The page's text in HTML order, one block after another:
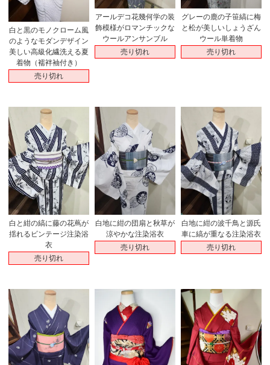
白と黒のモノクローム風
のようなモダンデザイン
美しい高級化繊洗える夏
着物（襦袢袖付き）
売り切れ
アールデコ花幾何学の装
飾模様がロマンチックな
ウールアンサンブル
売り切れ
グレーの鹿の子笹縞に梅
と松が美しいしょうざん
ウール単着物
売り切れ
白と紺の縞に藤の花蔦が
揺れるビンテージ注染浴
衣
売り切れ
白地に紺の団扇と秋草が
涼やかな注染浴衣
売り切れ
白地に紺の波千鳥と源氏
車に縞が重なる注染浴衣
売り切れ